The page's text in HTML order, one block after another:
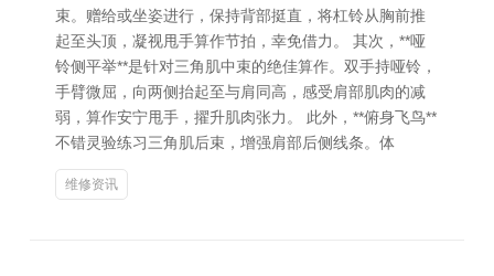
束。赠给或坐姿进行，保持背部挺直，将杠铃从胸前推
起至头顶，凝视甩手算作节拍，幸免借力。 其次，**哑
铃侧平举**是针对三角肌中束的绝佳算作。双手持哑铃，
手臂微屈，向两侧抬起至与肩同高，感受肩部肌肉的减
弱，算作安宁甩手，擢升肌肉张力。 此外，**俯身飞鸟**
不错灵验练习三角肌后束，增强肩部后侧线条。体
维修资讯